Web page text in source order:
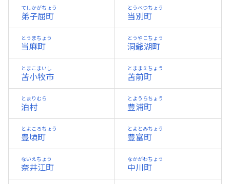
弟子屈町
てしかがちょう
当別町
とうべつちょう
当麻町
とうまちょう
洞爺湖町
とうやこちょう
苫小牧市
とまこまいし
苫前町
とままえちょう
泊村
とまりむら
豊浦町
とようらちょう
豊頃町
とよころちょう
豊富町
とよとみちょう
奈井江町
ないえちょう
中川町
なかがわちょう